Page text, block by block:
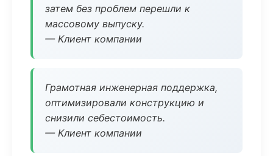
затем без проблем перешли к
массовому выпуску.
— Клиент компании
Грамотная инженерная поддержка,
оптимизировали конструкцию и
снизили себестоимость.
— Клиент компании